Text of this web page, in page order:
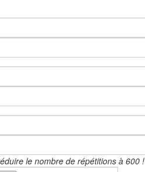
le nombre de répétitions à 600 !